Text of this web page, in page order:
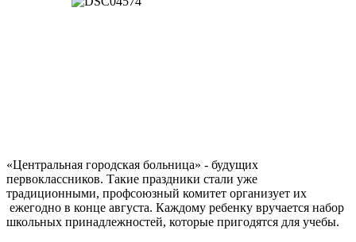
«Центральная городская больница» - будущих
первоклассников. Такие праздники стали уже
традиционными, профсоюзный комитет организует их
ежегодно в конце августа. Каждому ребенку вручается набор
школьных принадлежностей, которые пригодятся для учебы.